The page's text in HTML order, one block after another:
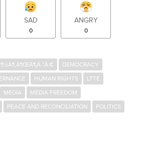
SAD
0
ANGRY
0
DEMOCRACY
HUMAN RIGHTS
LTTE
MEDIA
MEDIA FREEDOM
PEACE AND RECONCILIATION
POLITICS